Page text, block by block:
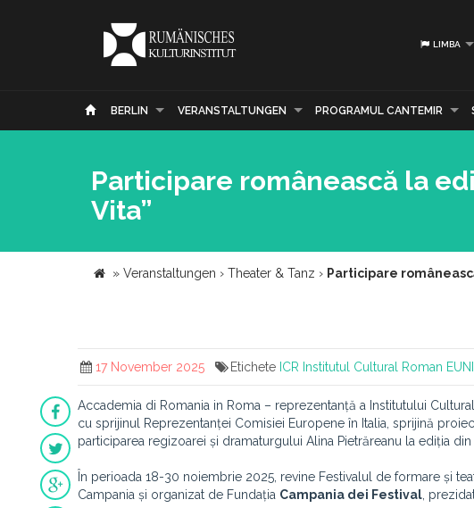
LIMBA
BERLIN VERANSTALTUNGEN PROGRAMUL CANTEMIR
Participare românească la
Vita”
» Veranstaltungen › Theater & Tanz › Participare
17 November 2025 Etichete ICR Institutul Cultural Roman
Accademia di Romania in Roma – reprezentanță a Institutului
cu sprijinul Reprezentanței Comisiei Europene în Italia, sprijină
participarea regizoarei și dramaturgului Alina Pietrăreanu la ediția din
În perioada 18-30 noiembrie 2025, revine Festivalul de formare și
Campania și organizat de Fundația Campania dei Festival ,